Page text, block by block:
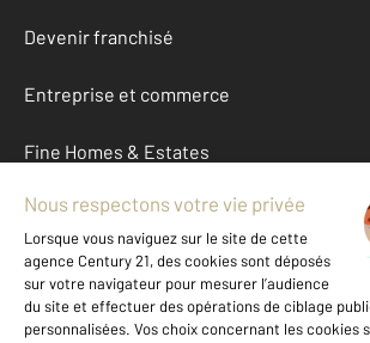
Devenir franchisé
Entreprise et commerce
Fine Homes & Estates
À propos
International
Nous contacter